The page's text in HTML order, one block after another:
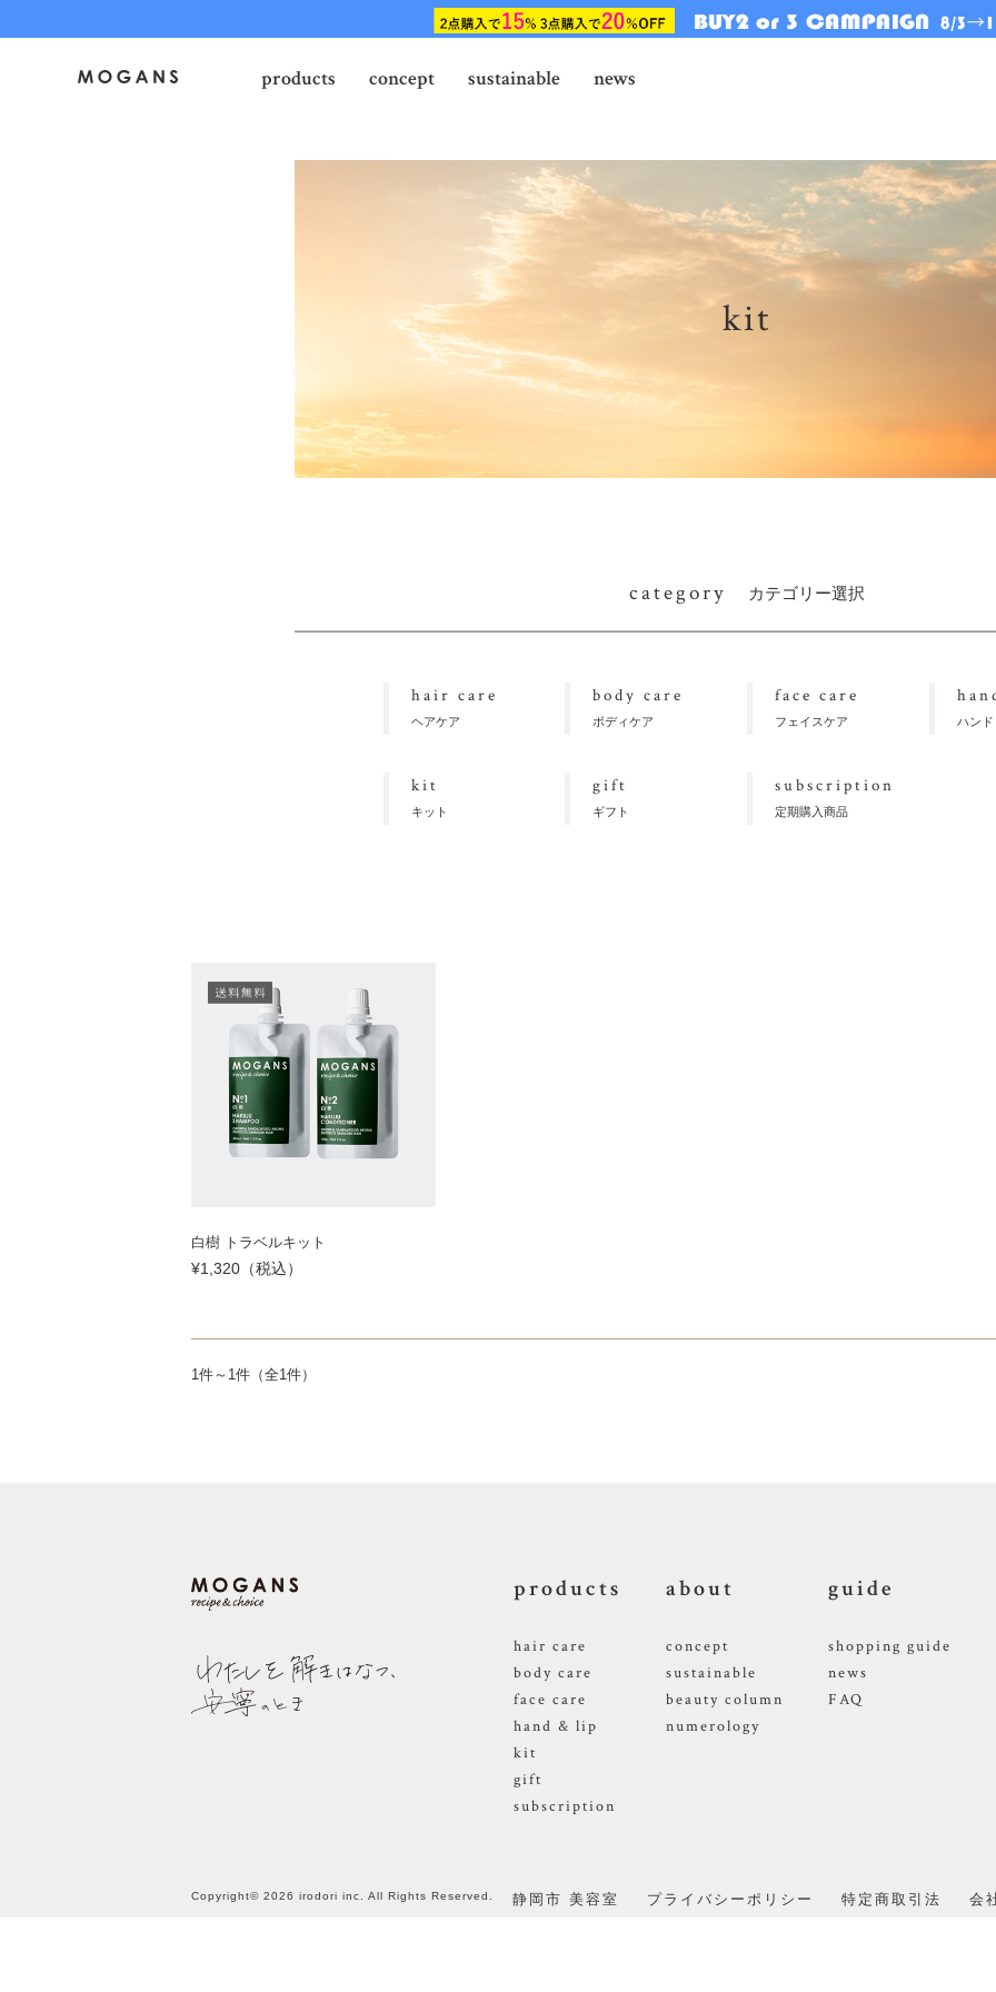
products concept sustainable news
kit
category カテゴリー選択
hair care
ヘアケア
body care
ボディケア
face care
フェイスケア ハン
kit
キット
gift
ギフト
subscription
定期購入商品
白樹 トラベルキット
¥1,320（税込）
1件～1件（全1件）
products
hair care
body care
face care
hand & lip
kit
gift
subscription
about
concept
sustainable
beauty column
numerology
guide
shopping guide
news
FAQ
Copyright© 2026 irodori inc. All Rights Reserved. 静岡市 美容室 プライバシーポリシー 特定商取引法 会